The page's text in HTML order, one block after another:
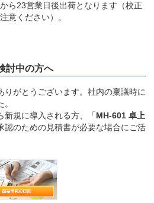
ら23営業日後出荷となります（校正
意ください）。
討中の方へ
りがとうございます。社内の稟議時に
新規に導入される方、「MH-601 卓上
認のための見積書が必要な場合にご活